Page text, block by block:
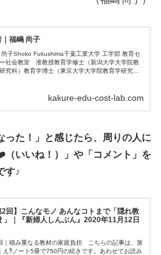
｜福嶋 尚子
尚子Shoko Fukushima千葉工業大学 工学部 教育セ
社会教室 准教授教育学修士（新潟大学大学院教
究科）教育学博士（東京大学大学院教育学研究
kakure-edu-cost-lab.com
た！」と感じたら、周りの人に
いいね！）」や「コメント」を
す♪
2回】こんなモノ あんなコトまで「隠れ教
」｜『新婦人しんぶん』2020年11月12日
｜積み重なる教材の家庭負担 こちらの記事は、第
え⁈ノート5冊で750円の続きです。あわせてお読み